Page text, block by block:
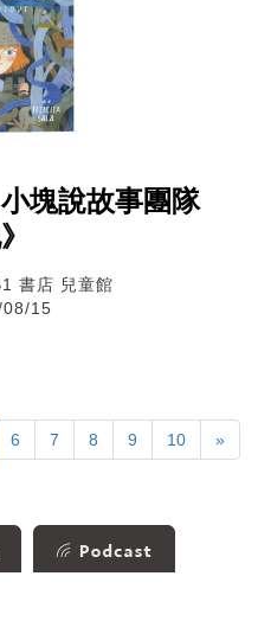
塊說故事團隊
書店 兒童館
15
6 7 8 9 10 »